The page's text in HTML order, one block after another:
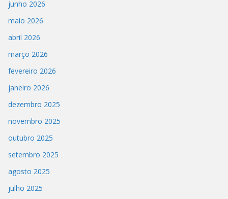
junho 2026
maio 2026
abril 2026
março 2026
fevereiro 2026
janeiro 2026
dezembro 2025
novembro 2025
outubro 2025
setembro 2025
agosto 2025
julho 2025